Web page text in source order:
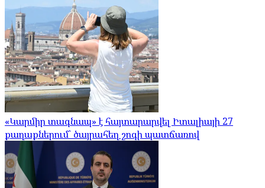
«Կարմիր տագնապ» է հայտարարվել Իտալիայի 27
քաղաքներում՝ ծայրահեղ շոգի պատճառով